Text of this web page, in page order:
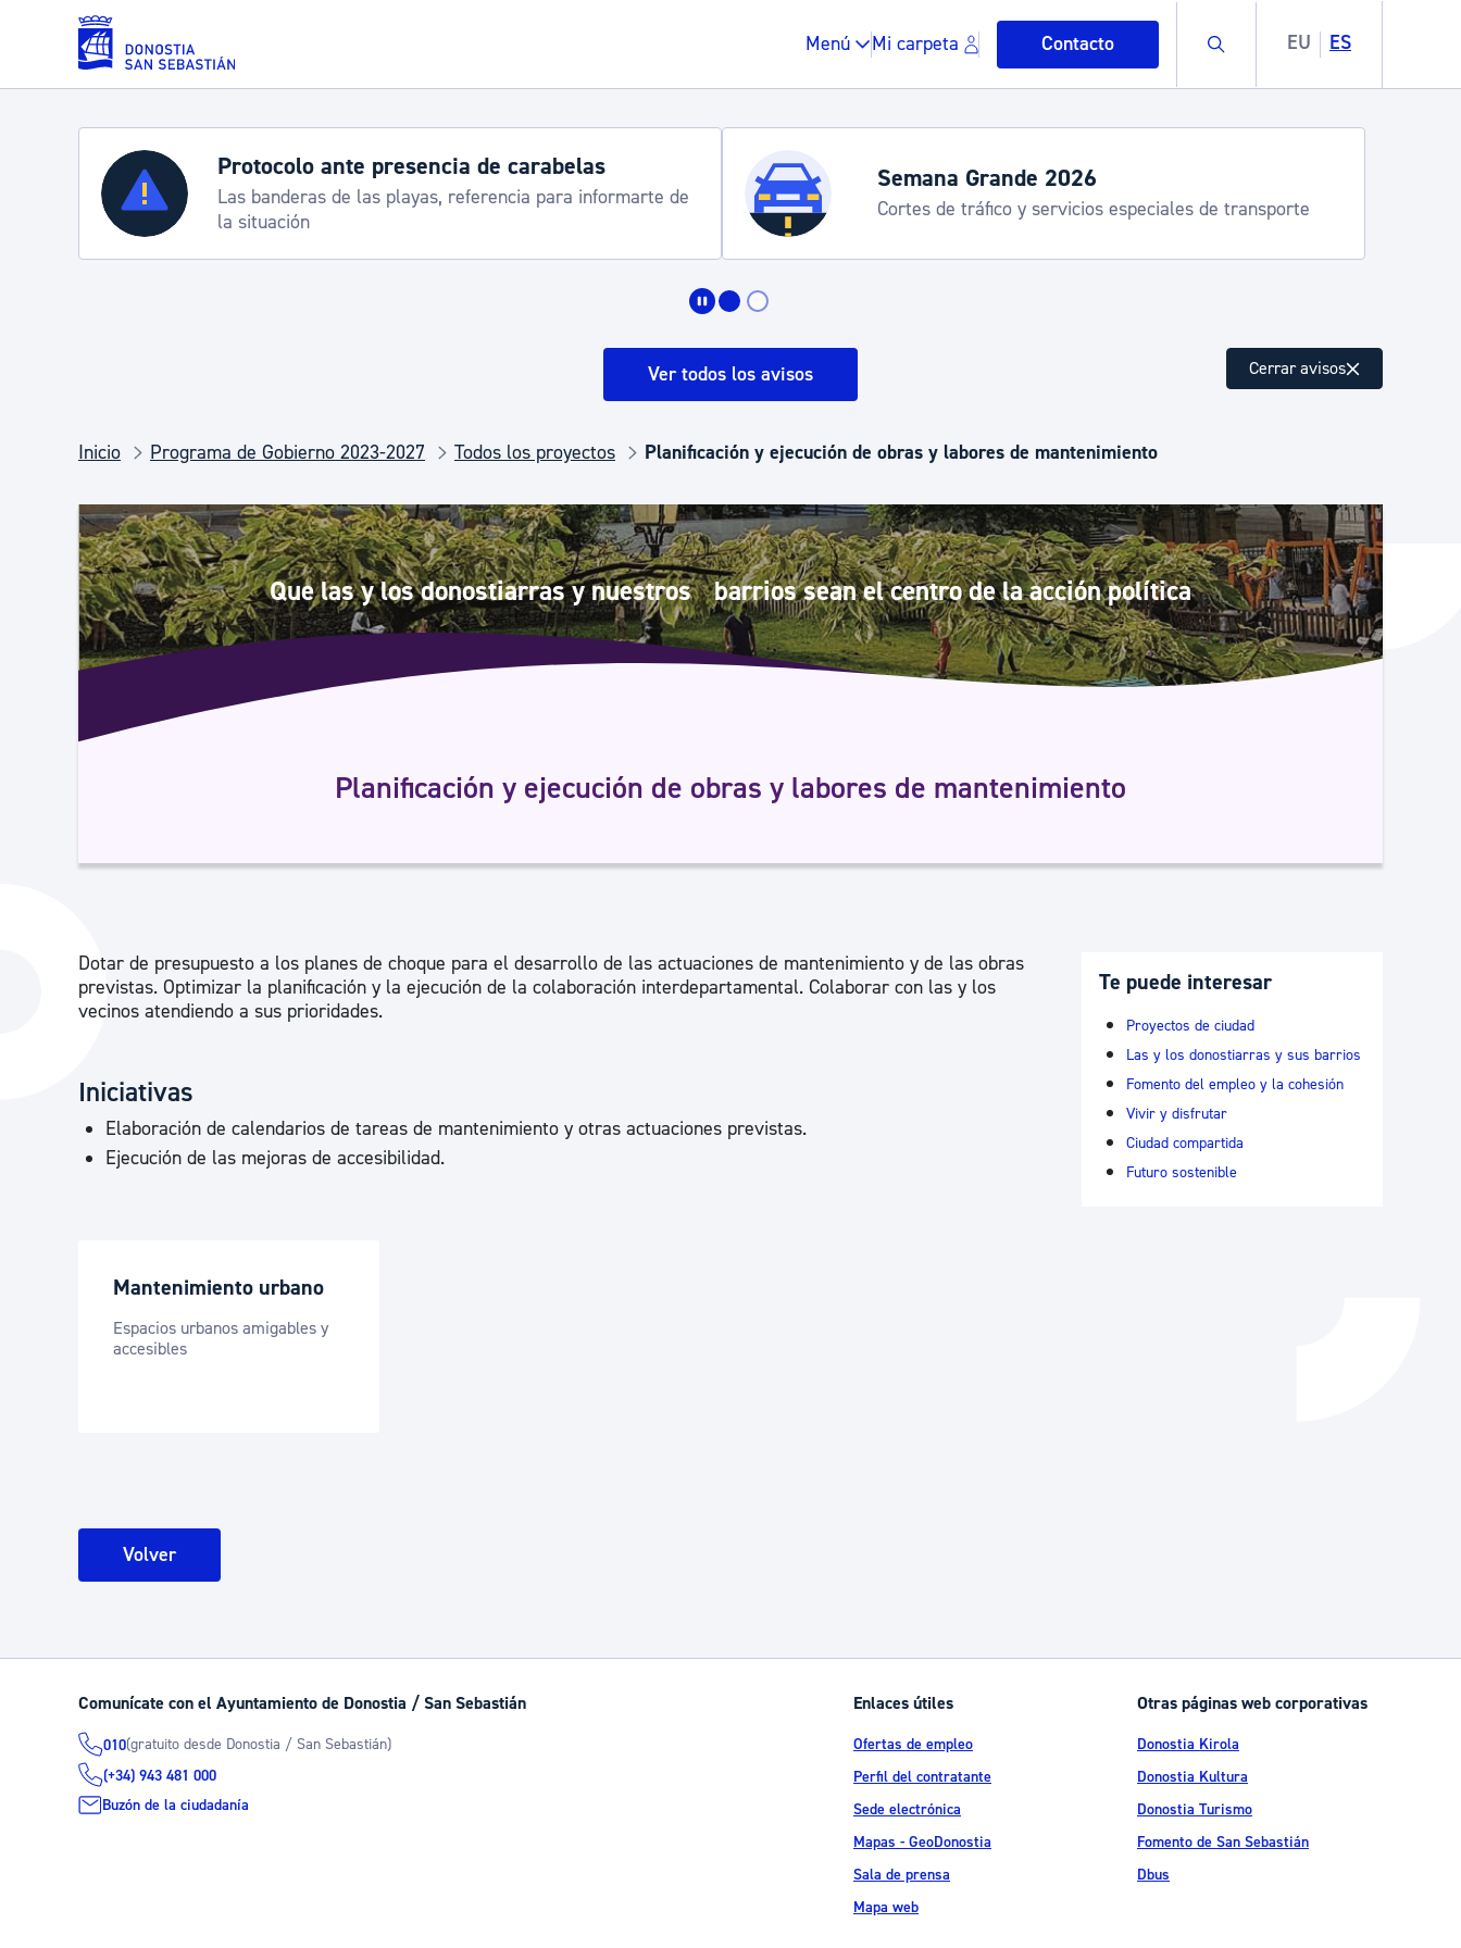
Saltar al contenido principal
Menú Mi carpeta Contacto Buscar EU ES
Servicios
Padrón y asuntos personales
Espacio público, residuos y medioambiente
Salud Pública, animales y consumo Desarrollo económico y empleo
Infancia y juventud Igualdad, Derechos Humanos y convivencia
La ciudad
Descubre la ciudad
La ciudad futura
Actualidad
Agenda cultural
Administración municipal
Portal de transparencia
Ayuda a la tramitación
Protocolo ante presencia de carabelas
Las banderas de las playas, referencia para informarte de
la situación
Semana Grande 2026
Cortes de tráfico y servicios especiales de transporte
Ver todos los avisos Cerrar avisos
Inicio Programa de Gobierno 2023-2027 Todos los proyectos Planificación y ejecución de obras y labores de mantenimiento
Que las y los donostiarras y nuestros barrios sean el centro de la acción política
Planificación y ejecución de obras y labores de mantenimiento
Dotar de presupuesto a los planes de choque para el desarrollo de las actuaciones de mantenimiento y de las obras
previstas. Optimizar la planificación y la ejecución de la colaboración interdepartamental. Colaborar con las y los
vecinos atendiendo a sus prioridades.
Iniciativas
Elaboración de calendarios de tareas de mantenimiento y otras actuaciones previstas.
Ejecución de las mejoras de accesibilidad.
Mantenimiento urbano
Espacios urbanos amigables y
accesibles
Volver
Te puede interesar
Proyectos de ciudad
Las y los donostiarras y sus barrios
Fomento del empleo y la cohesión
Vivir y disfrutar
Ciudad compartida
Futuro sostenible
Comunícate con el Ayuntamiento de Donostia / San Sebastián
010(gratuito desde Donostia / San Sebastián)
(+34) 943 481 000
Buzón de la ciudadanía
Enlaces útiles
Ofertas de empleo
Perfil del contratante
Sede electrónica
Mapas - GeoDonostia
Sala de prensa
Mapa web
Otras páginas web corporativas
Donostia Kirola
Donostia Kultura
Donostia Turismo
Fomento de San Sebastián
Dbus